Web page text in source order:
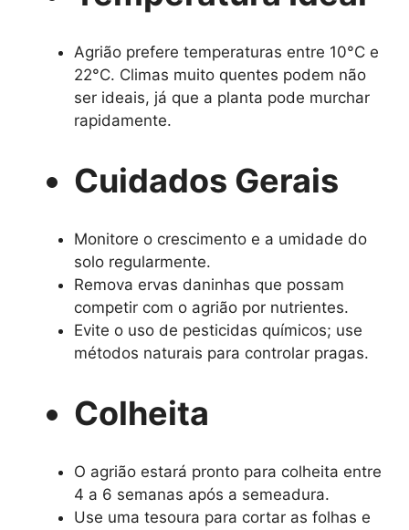
Agrião prefere temperaturas entre 10°C e
22°C. Climas muito quentes podem não
ser ideais, já que a planta pode murchar
rapidamente.
Cuidados Gerais
Monitore o crescimento e a umidade do
solo regularmente.
Remova ervas daninhas que possam
competir com o agrião por nutrientes.
Evite o uso de pesticidas químicos; use
métodos naturais para controlar pragas.
Colheita
O agrião estará pronto para colheita entre
4 a 6 semanas após a semeadura.
Use uma tesoura para cortar as folhas e